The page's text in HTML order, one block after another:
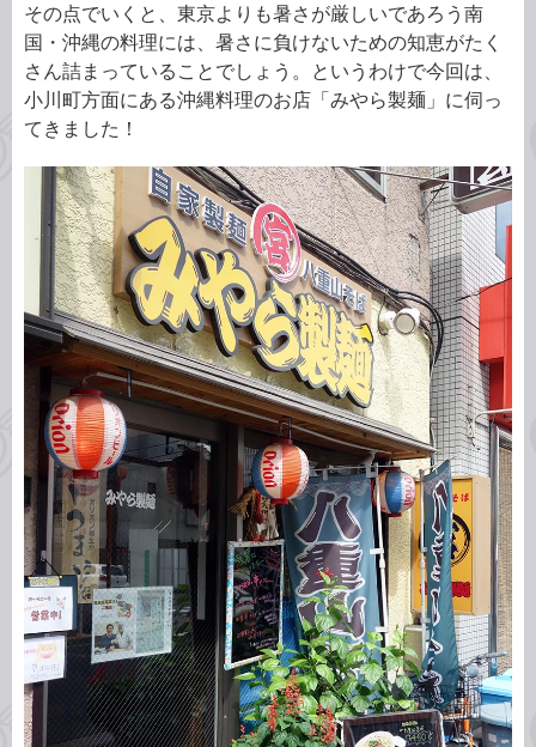
その点でいくと、東京よりも暑さが厳しいであろう南
国・沖縄の料理には、暑さに負けないための知恵がたく
さん詰まっていることでしょう。というわけで今回は、
小川町方面にある沖縄料理のお店「みやら製麺」に伺っ
てきました！